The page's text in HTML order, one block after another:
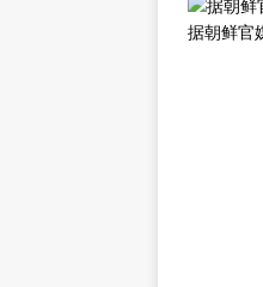
据朝鲜官